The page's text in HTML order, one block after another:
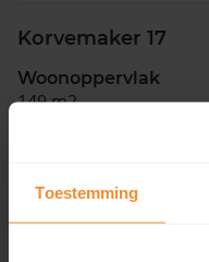
Toestemming
Korvemaker 17
Woonoppervlak
149 m2